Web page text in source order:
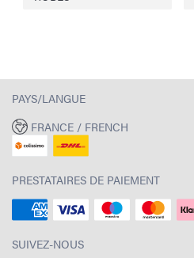
PAYS/LANGUE
FRANCE / FRENCH
PRESTATAIRES DE PAIEMENT
SUIVEZ-NOUS